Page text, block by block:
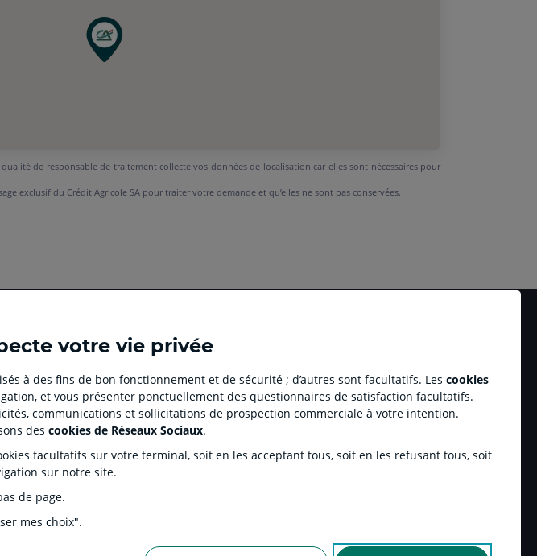
votre vie privée
à des fins de bon fonctionnement et de sécurité ; d’autres sont facultatifs. Les cookies
et vous présenter ponctuellement des questionnaires de satisfaction facultatifs.
communications et sollicitations de prospection commerciale à votre intention.
des cookies de Réseaux Sociaux.
facultatifs sur votre terminal, soit en les acceptant tous, soit en les refusant tous, soit
sur notre site.
de page.
mes choix".
de responsable de traitement collecte vos données de localisation car elles sont nécessaires pour
exclusif du Crédit Agricole SA pour traiter votre demande et qu’elles ne sont pas conservées.
Ouvert Ouvert
dans
un
nouvel
onglet
:
aller
sur
page
twitter
Ouvert
dans
un
nouvel
onglet
:
Aller
sur
SPECIALISES
immobilier en ligne
immobilières Square
de télésurveillance
Réseau professionnel Youzful
Partenariats sportifs
Accessibilité numérique du site